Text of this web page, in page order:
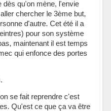
dès qu'on mène, l'envie
chercher le 3ème but,
d'autre. Cet été il a
pour son système
maintenant il est temps
qui enfonce des portes
se fait reprendre c'est
Qu'est ce que ça va être